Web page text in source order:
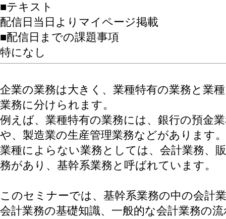
■テキスト
配信日当日よりマイページ掲載
■配信日までの課題事項
特になし
企業の業務は大きく、業種特有の業務と業
業務に分けられます。
例えば、業種特有の業務には、銀行の預金
や、製造業の生産管理業務などがあります。
業種によらない業務としては、会計業務、
務があり、基幹系業務と呼ばれています。
このセミナーでは、基幹系業務の中の会計
会計業務の基礎知識、一般的な会計業務の